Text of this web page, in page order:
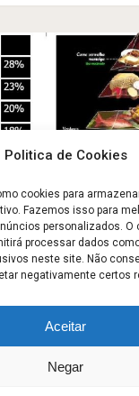
Politica de Cookies
cookies para
Fazemos isso para
personalizados. O
processar dados
neste site. Não
negativamente certos
Aceitar
Negar
e Saúde
FitnessCopyright ©